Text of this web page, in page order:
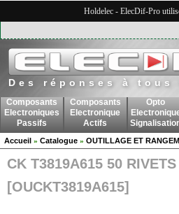
Holdelec - ElecDif-Pro
Des réponses à
Composants
Electroniques
Passifs
Composants
Electronique
Actifs
Opto
Accueil » Catalogue » OUTILLAGE ET
CK T3819A615 50
[OUCKT3819A615]